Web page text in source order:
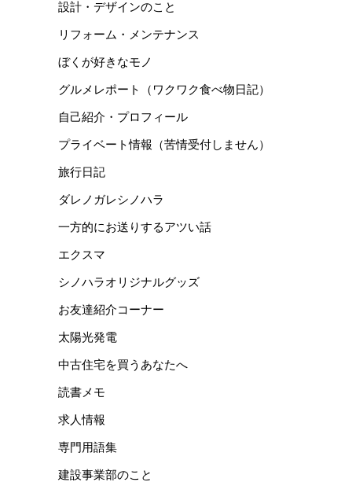
設計・デザインのこと
リフォーム・メンテナンス
ぼくが好きなモノ
グルメレポート（ワクワク食べ物日記）
自己紹介・プロフィール
プライベート情報（苦情受付しません）
旅行日記
ダレノガレシノハラ
一方的にお送りするアツい話
エクスマ
シノハラオリジナルグッズ
お友達紹介コーナー
太陽光発電
中古住宅を買うあなたへ
読書メモ
求人情報
専門用語集
建設事業部のこと